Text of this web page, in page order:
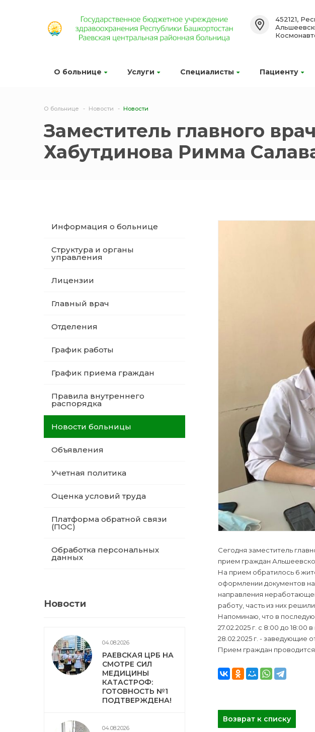
О больнице Услуги Специалисты Пациенту
452121,
О больнице Новости Новости
Заместитель главного
Хабутдинова Римма
Информация о больнице
Структура и органы
управления
Лицензии
Главный врач
Отделения
График работы
График приема граждан
Правила внутреннего
распорядка
Новости больницы
Объявления
Учетная политика
Оценка условий труда
Платформа обратной связи
(ПОС)
Обработка персональных
данных
Новости
04.08.2026
РАЕВСКАЯ ЦРБ НА
СМОТРЕ СИЛ
МЕДИЦИНЫ
КАТАСТРОФ:
ГОТОВНОСТЬ №1
ПОДТВЕРЖДЕНА!
04.08.2026
Сегодня заместитель
прием граждан
На прием обратилось 6
оформлении документов
направления
работу, часть из них
Напоминаю, что в
27.02.2025 г. с 8:00 до
28.02.2025 г. - заведующие
Прием граждан проводится
Возврат к списку